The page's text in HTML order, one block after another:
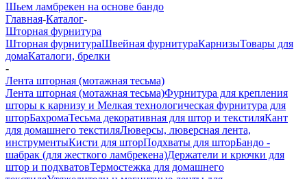
Шьем ламбрекен на основе бандо
Главная-Каталог-
Шторная фурнитура
Шторная фурнитураШвейная фурнитураКарнизыТовары для
домаКаталоги, брелки
-
Лента шторная (мотажная тесьма)
Лента шторная (мотажная тесьма)Фурнитура для крепления
шторы к карнизу и Мелкая технологическая фурнитура для
шторБахромаТесьма декоративная для штор и текстиляКант
для домашнего текстиляЛюверсы, люверсная лента,
инструментыКисти для шторПодхваты для шторБандо -
шабрак (для жесткого ламбрекена)Держатели и крючки для
штор и подхватовТермостежка для домашнего